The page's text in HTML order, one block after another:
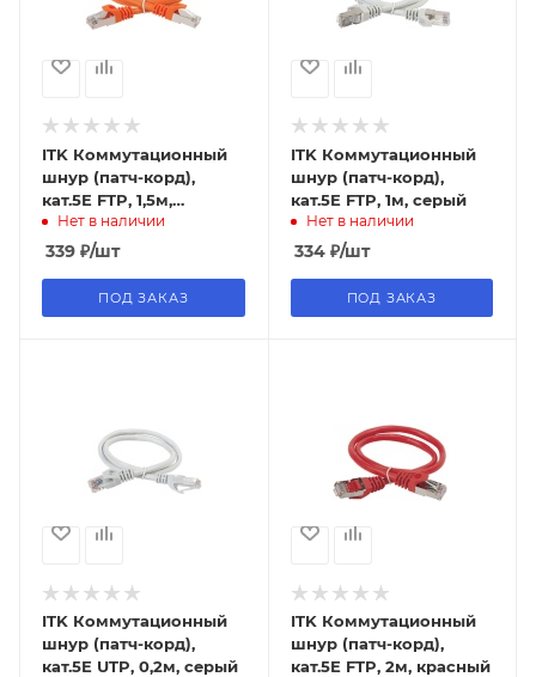
ITK Коммутационный
шнур (патч-корд),
кат.5Е FTP, 1,5м,
оранжевый
Нет в наличии
339 ₽/шт
ПОД ЗАКАЗ
ITK Коммутационный
шнур (патч-корд),
кат.5Е FTP, 1м, серый
Нет в наличии
334₽/шт
ПОД ЗАКАЗ
ITK Коммутационный
шнур (патч-корд),
кат.5Е UTP, 0,2м, серый
ITK Коммутационный
шнур (патч-корд),
кат.5Е FTP, 2м, красный